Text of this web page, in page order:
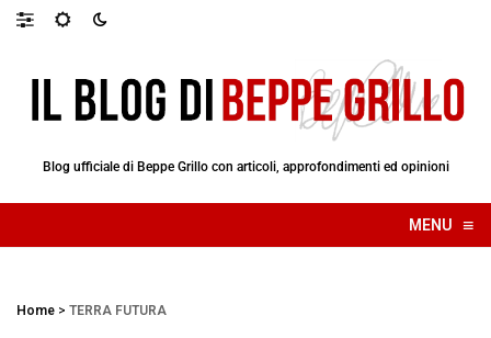
Blog ufficiale di Beppe Grillo con articoli, approfondimenti ed opinioni
MENU ≡
☰
Home > TERRA FUTURA